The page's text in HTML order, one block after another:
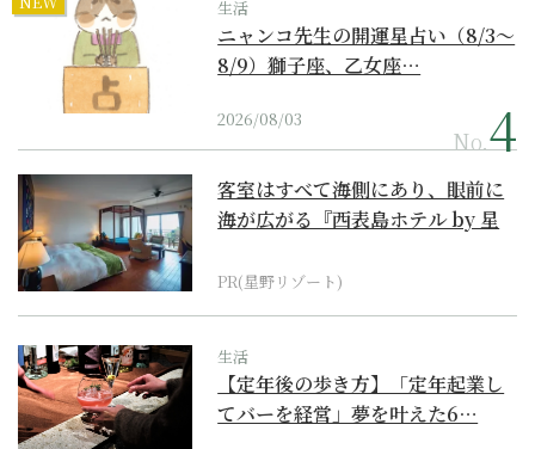
生活
ニャンコ先生の開運星占い（8/3～
8/9）獅子座、乙女座…
2026/08/03
No.
客室はすべて海側にあり、眼前に
海が広がる『西表島ホテル by 星
PR(星野リゾート)
生活
【定年後の歩き方】「定年起業し
てバーを経営」夢を叶えた6…